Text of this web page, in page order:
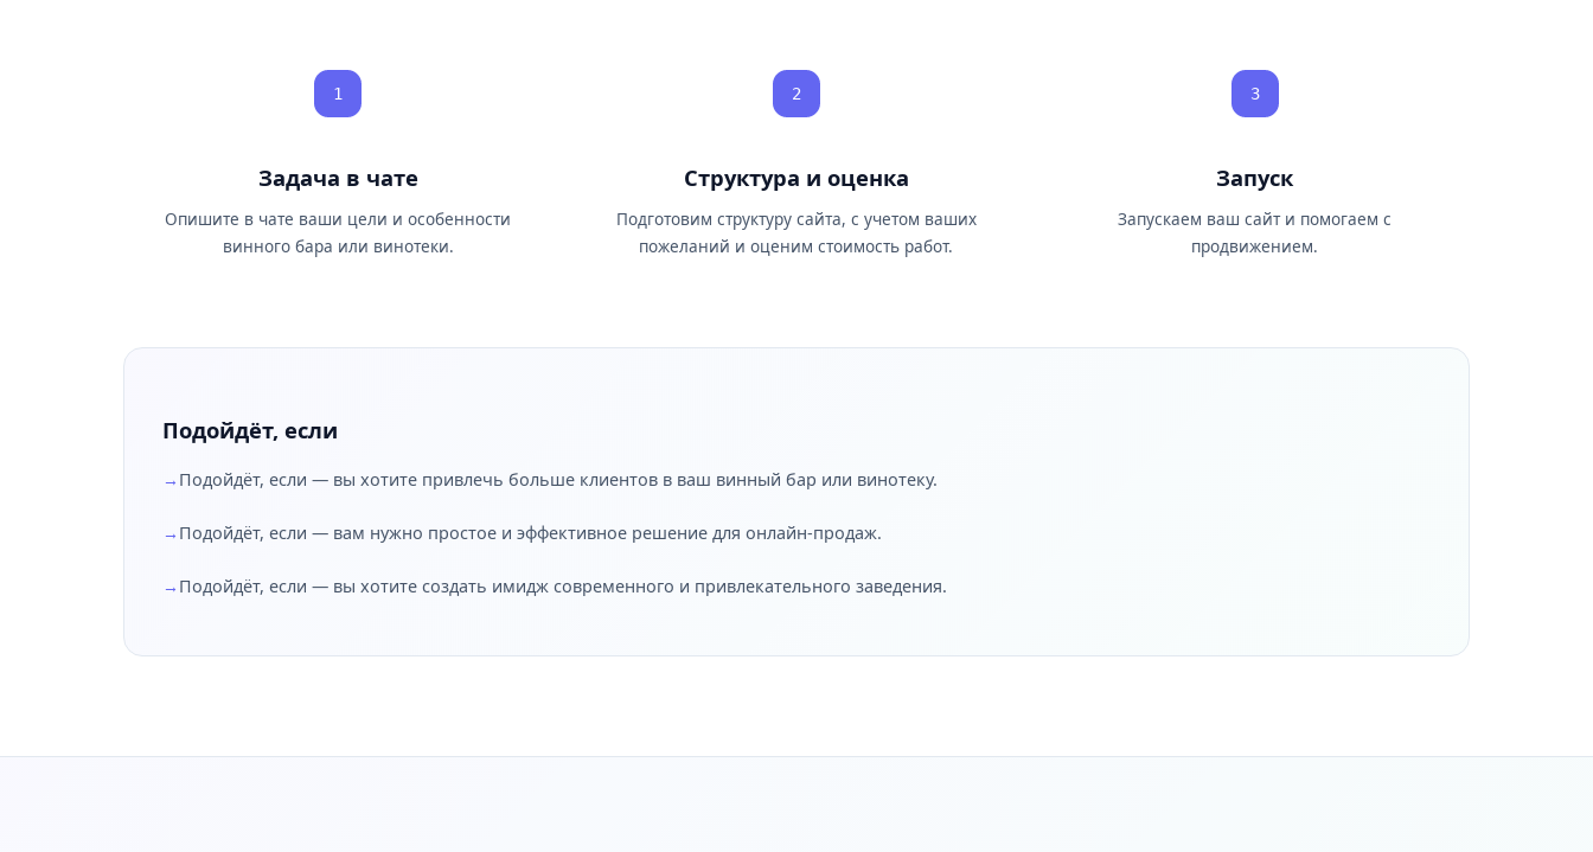
1
Задача в чате
Опишите в чате ваши цели и особенности
винного бара или винотеки.
2
Структура и оценка
Подготовим структуру сайта, с учетом ваших
пожеланий и оценим стоимость работ.
3
Запуск
Запускаем ваш сайт и помогаем с
продвижением.
Подойдёт, если
Подойдёт, если — вы хотите привлечь больше клиентов в ваш винный бар или винотеку.
Подойдёт, если — вам нужно простое и эффективное решение для онлайн-продаж.
Подойдёт, если — вы хотите создать имидж современного и привлекательного заведения.